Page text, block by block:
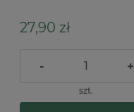
27,90 zł
- +
szt.